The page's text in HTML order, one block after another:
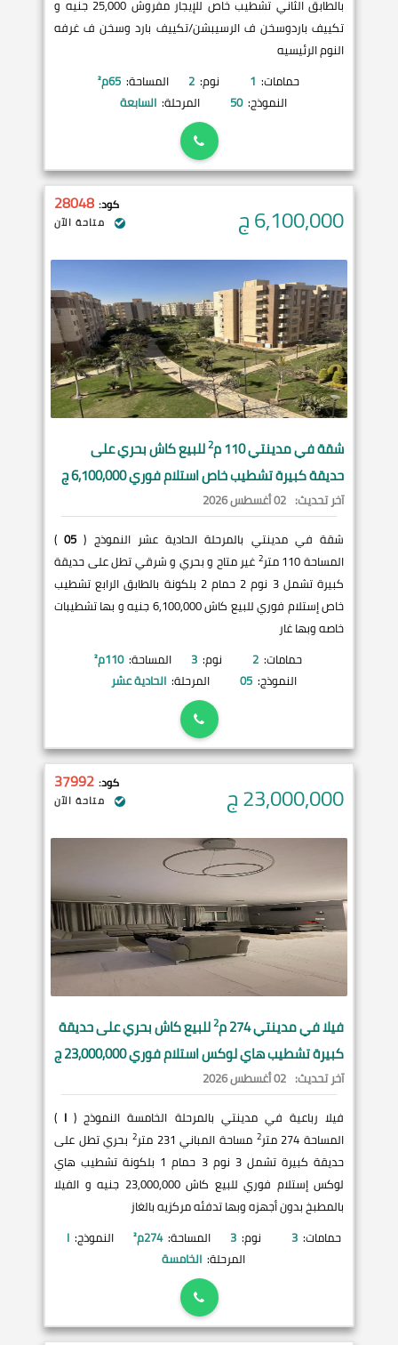
بالطابق الثاني تشطيب خاص للإيجار مفروش 25,000 جنيه و
تكييف باردوسخن ف الرسيبشن/تكييف بارد وسخن ف غرفه
النوم الرئيسيه
حمامات: 1 نوم: 2 المساحة: 65م²
النموذج: 50 المرحلة: السابعة
6,100,000ج كود: 28048
متاحة الآن
شقة فيمدينتي110 م 2للبيع كاش بحري على
حديقة كبيرة تشطيب خاص استلام فوري 6,100,000 ج
آخر تحديث: 02 أغسطس 2026
شقة في مدينتي بالمرحلة الحادية عشر النموذج ( 05
)
المساحة 110 متر
2 غير متاح و بحري و شرقي تطل على حديقة
كبيرة تشمل 3 نوم 2 حمام 2 بلكونة بالطابق الرابع تشطيب
خاص إستلام فوري للبيع كاش 6,100,000 جنيه و بها تشطيبات
خاصه وبها غار
حمامات: 2 نوم: 3 المساحة: 110م²
النموذج: 05 المرحلة: الحادية عشر
23,000,000ج كود: 37992
متاحة الآن
فيلا فيمدينتي274 م 2للبيع كاش بحري على حديقة
كبيرة تشطيب هاي لوكس استلام فوري 23,000,000 ج
آخر تحديث: 02 أغسطس 2026
فيلا رباعية في مدينتي بالمرحلة الخامسة النموذج ( I
)
المساحة 274 متر
2 مساحة المباني 231 متر 2 بحري تطل على
حديقة كبيرة تشمل 3 نوم 3 حمام 1 بلكونة تشطيب هاي
لوكس إستلام فوري للبيع كاش 23,000,000 جنيه و الفيلا
بالمطبخ بدون أجهزه وبها تدفئه مركزيه بالغاز
حمامات: 3 نوم: 3 المساحة: 274م² النموذج: I
المرحلة: الخامسة